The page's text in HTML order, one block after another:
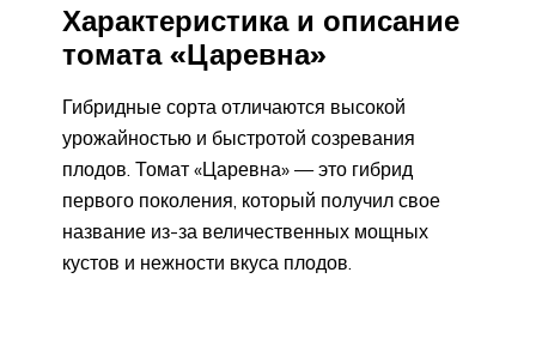
Характеристика и описание
томата «Царевна»
Гибридные сорта отличаются высокой
урожайностью и быстротой созревания
плодов. Томат «Царевна» — это гибрид
первого поколения, который получил свое
название из-за величественных мощных
кустов и нежности вкуса плодов.